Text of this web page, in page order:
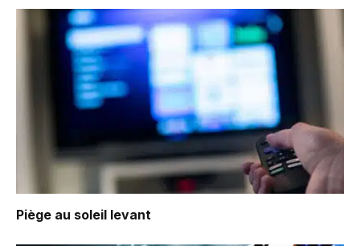
Piège au soleil levant